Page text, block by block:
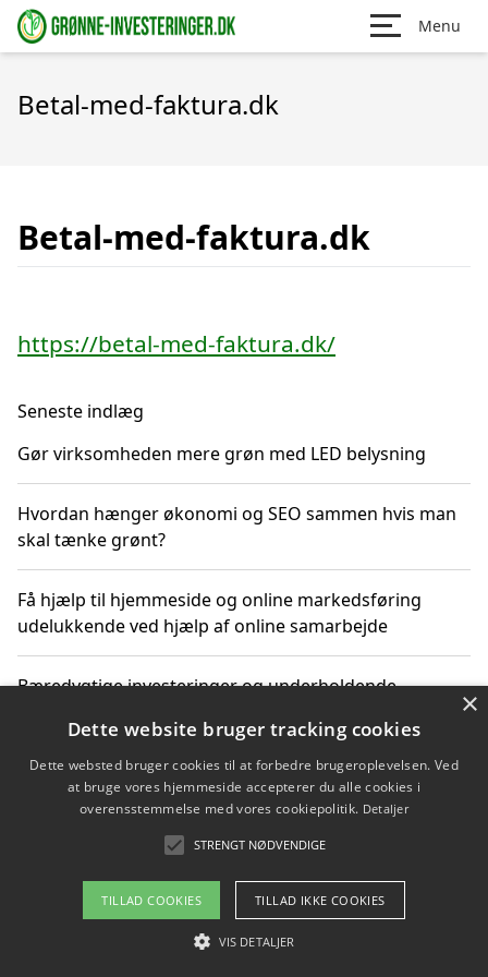
Menu
Betal-med-faktura.dk
Betal-med-faktura.dk
https://betal-med-faktura.dk/
Seneste indlæg
Gør virksomheden mere grøn med LED belysning
Hvordan hænger økonomi og SEO sammen hvis man
skal tænke grønt?
Få hjælp til hjemmeside og online markedsføring
udelukkende ved hjælp af online samarbejde
Bæredygtige investeringer og underholdende
Sådan kan online møder for virksomheder fremme
grønne investeringer
Copyright 2026 - Pilanto Aps
Om / kontakt
×
Dette website bruger tracking cookies
Dette websted bruger cookies til at forbedre brugeroplevelsen. Ved
at bruge vores hjemmeside accepterer du alle cookies i
overensstemmelse med vores cookiepolitik. Detaljer
STRENGT NØDVENDIGE
TILLAD COOKIES TILLAD IKKE COOKIES
VIS DETALJER